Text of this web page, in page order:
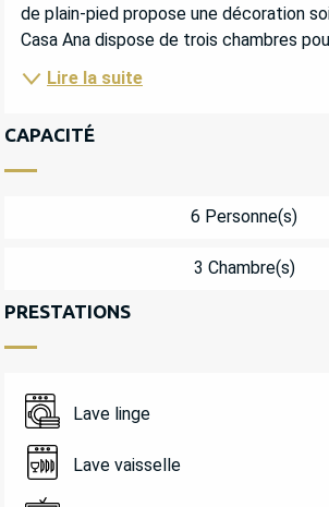
de plain-pied propose une décoration
Casa Ana dispose de trois chambres
Lire la suite
CAPACITÉ
6 Personne(s)
3 Chambre(s)
PRESTATIONS
Lave linge
Lave vaisselle